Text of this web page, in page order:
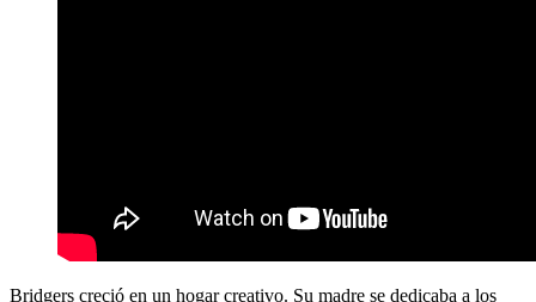
Bridgers creció en un hogar creativo. Su madre se dedicaba a los